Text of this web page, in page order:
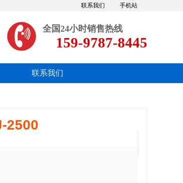
手机站
联系我们
全国24小时销售热线
159-9787-8445
联系我们
2500